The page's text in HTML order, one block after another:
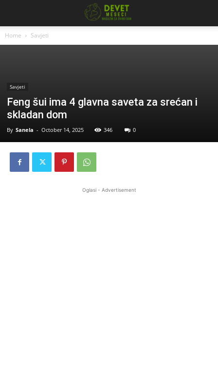
Home Savjeti
Savjeti
Feng šui ima 4 glavna saveta za srećan i
skladan dom
By Sanela - October 14, 2025 346 0
Oglasi - Advertisement